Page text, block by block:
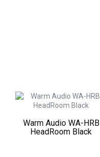
Warm Audio WA-HRB
HeadRoom Black